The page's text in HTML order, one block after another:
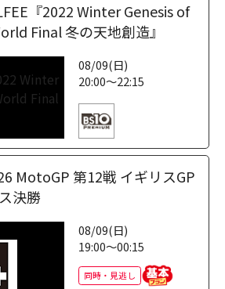
『2022 Winter Genesis of
Final 冬の天地創造』
08/09(日)
20:00～22:15
MotoGP 第12戦 イギリスGP
決勝
08/09(日)
19:00～00:15
同時・見逃し